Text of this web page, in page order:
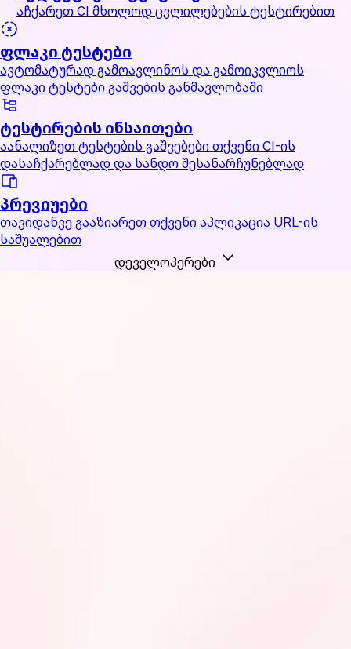
აჩქარეთ CI მხოლოდ ცვლილებების ტესტირებით
ფლაკი ტესტები
ავტომატურად გამოავლინოს და გამოიკვლიოს
ფლაკი ტესტები გაშვების განმავლობაში
ტესტირების ინსაითები
აანალიზეთ ტესტების გაშვებები თქვენი CI-ის
დასაჩქარებლად და სანდო შესანარჩუნებლად
პრევიუები
თავიდანვე გააზიარეთ თქვენი აპლიკაცია URL-ის
საშუალებით
დეველოპერები